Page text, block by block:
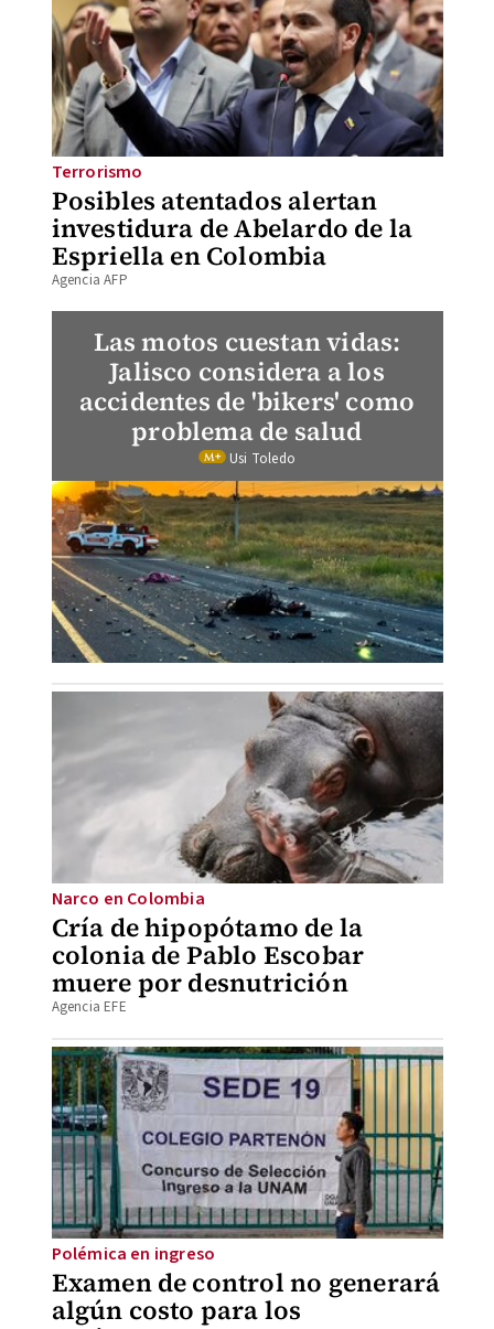
Posibles atentados alertan
investidura de Abelardo de la
Espriella en Colombia
Terrorismo
Agencia AFP
Las motos cuestan vidas:
Jalisco considera a los
accidentes de 'bikers' como
problema de salud
Usi Toledo
Cría de hipopótamo de la
colonia de Pablo Escobar
muere por desnutrición
Narco en Colombia
Agencia EFE
Examen de control no generará
algún costo para los
Polémica en ingreso